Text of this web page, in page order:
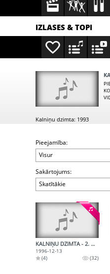
IZLASES & TOPI
Kalniņu dzimta: 1993
Pieejamība:
Visur
Sakārtojums:
Skatītākie
KALNIŅU DZIMTA - 2. RAIDĪJUMS. SKAN ALFRĒDA KALNIŅA MŪZIKA
1996-12-13
(4)
(32)